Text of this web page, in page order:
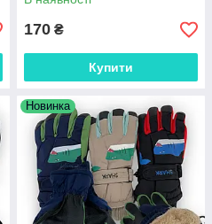
170 ₴
Купити
Новинка